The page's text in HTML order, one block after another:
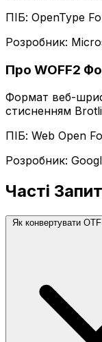
ПІБ: OpenType
Розробник:
Про WOFF2
Формат веб-
стисненням
ПІБ: Web Open
Розробник:
Часті
Як конвертувати